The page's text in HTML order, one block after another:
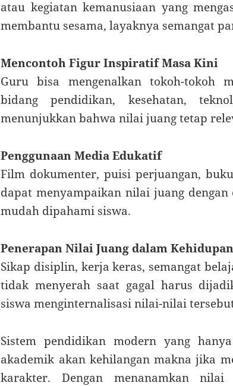
atau kegiatan kemanusiaan yang
membantu sesama, layaknya semangat
Mencontoh Figur Inspiratif Masa Kini
Guru bisa mengenalkan tokoh-tokoh
bidang pendidikan, kesehatan,
menunjukkan bahwa nilai juang tetap
Penggunaan Media Edukatif
Film dokumenter, puisi perjuangan,
dapat menyampaikan nilai juang
mudah dipahami siswa.
Penerapan Nilai Juang dalam
Sikap disiplin, kerja keras, semangat
tidak menyerah saat gagal harus
siswa menginternalisasi nilai-nilai
Sistem pendidikan modern yang
akademik akan kehilangan makna jika
karakter. Dengan menanamkan